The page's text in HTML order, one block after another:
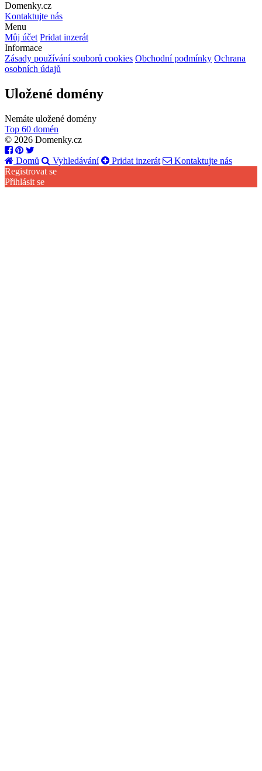
Domenky.cz
Kontaktujte nás
Menu
Můj účet Pridat inzerát
Informace
Zásady používání souborů cookies Obchodní podmínky Ochrana
osobních údajů
Uložené domény
Nemáte uložené domény
Top 60 domén
© 2026 Domenky.cz
Domů Vyhledávání Pridat inzerát
Kontaktujte nás
Registrovat se
Přihlásit se